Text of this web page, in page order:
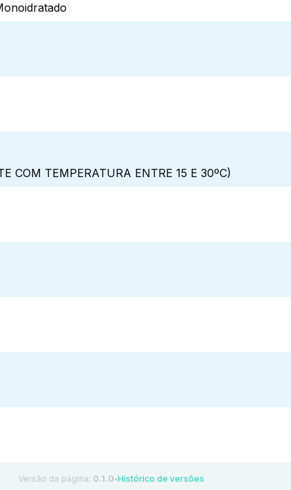
COM TEMPERATURA ENTRE 15 E 30ºC)
Versão da página: 0.1.0 ●Histórico de versões